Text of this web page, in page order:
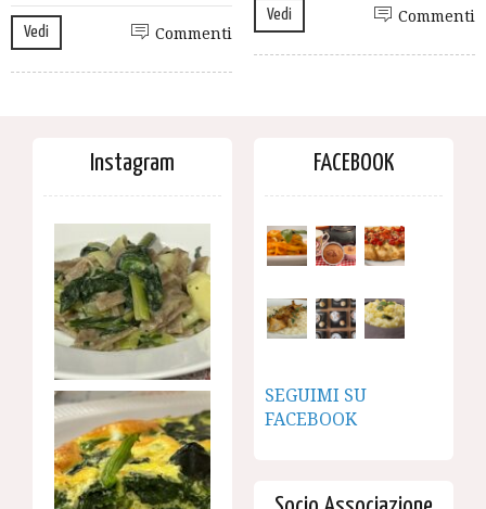
Vedi Commenti
Vedi Commenti
Instagram FACEBOOK
SEGUIMI SU
FACEBOOK